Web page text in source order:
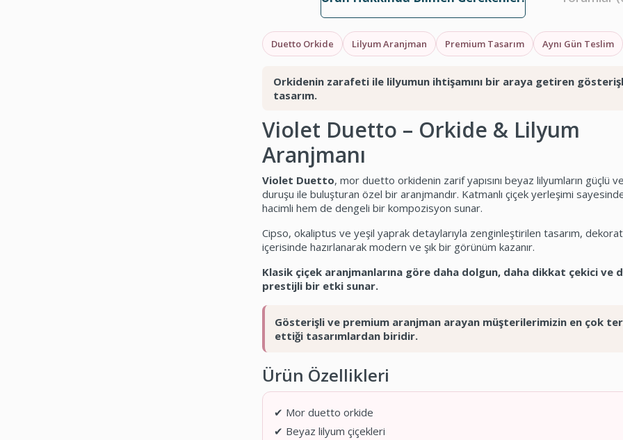
Duetto Orkide Lilyum Aranjman Premium Tasarım Aynı Gün Teslim
Orkidenin zarafeti ile lilyumun ihtişamını bir araya getiren
tasarım.
Violet Duetto – Orkide & Lilyum
Aranjmanı
Violet Duetto, mor duetto orkidenin zarif yapısını beyaz lilyumların güçlü
duruşu ile buluşturan özel bir aranjmandır. Katmanlı çiçek yerleşimi
hacimli hem de dengeli bir kompozisyon sunar.
Cipso, okaliptus ve yeşil yaprak detaylarıyla zenginleştirilen tasarım,
içerisinde hazırlanarak modern ve şık bir görünüm kazanır.
Klasik çiçek aranjmanlarına göre daha dolgun, daha dikkat çekici ve
prestijli bir etki sunar.
Gösterişli ve premium aranjman arayan müşterilerimizin en çok
ettiği tasarımlardan biridir.
Ürün Özellikleri
✔ Mor duetto orkide
✔ Beyaz lilyum çiçekleri